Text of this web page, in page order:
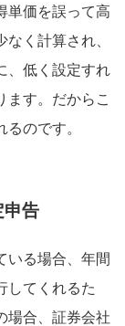
単価を誤って高
く計算され、
、低く設定すれ
ます。だからこ
るのです。
申告
いる場合、年間
してくれるた
場合、証券会社